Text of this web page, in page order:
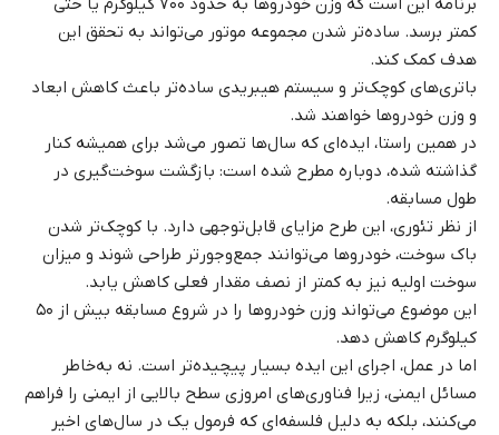
برنامه این است که وزن خودروها به حدود ۷۰۰ کیلوگرم یا حتی
کمتر برسد. ساده‌تر شدن مجموعه موتور می‌تواند به تحقق این
هدف کمک کند.
باتری‌های کوچک‌تر و سیستم هیبریدی ساده‌تر باعث کاهش ابعاد
و وزن خودروها خواهند شد.
در همین راستا، ایده‌ای که سال‌ها تصور می‌شد برای همیشه کنار
گذاشته شده، دوباره مطرح شده است: بازگشت سوخت‌گیری در
طول مسابقه.
از نظر تئوری، این طرح مزایای قابل‌توجهی دارد. با کوچک‌تر شدن
باک سوخت، خودروها می‌توانند جمع‌وجورتر طراحی شوند و میزان
سوخت اولیه نیز به کمتر از نصف مقدار فعلی کاهش یابد.
این موضوع می‌تواند وزن خودروها را در شروع مسابقه بیش از ۵۰
کیلوگرم کاهش دهد.
اما در عمل، اجرای این ایده بسیار پیچیده‌تر است. نه به‌خاطر
مسائل ایمنی، زیرا فناوری‌های امروزی سطح بالایی از ایمنی را فراهم
می‌کنند، بلکه به دلیل فلسفه‌ای که فرمول یک در سال‌های اخیر